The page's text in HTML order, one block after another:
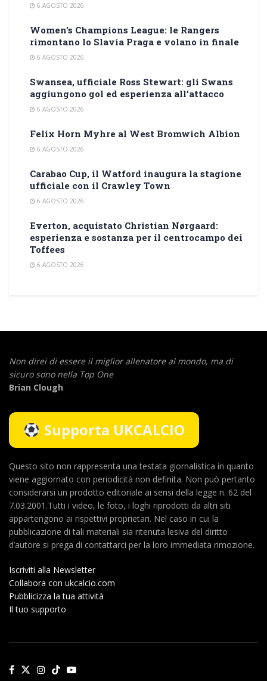
6 AGOSTO 2026
Women’s Champions League: le Rangers
rimontano lo Slavia Praga e volano in finale
6 AGOSTO 2026
Swansea, ufficiale Ross Stewart: gli Swans
aggiungono gol ed esperienza all’attacco
6 AGOSTO 2026
Felix Horn Myhre al West Bromwich Albion
6 AGOSTO 2026
Carabao Cup, il Watford inaugura la stagione
ufficiale con il Crawley Town
6 AGOSTO 2026
Everton, acquistato Christian Nørgaard:
esperienza e sostanza per il centrocampo dei
Toffees
6 AGOSTO 2026
Non direi di essere il miglior allenatore al mondo, ma di
sicuro sono nella Top One
Brian Clough
Supporta UKCALCIO
Questo sito non rappresenta una testata giornalistica in quanto
viene aggiornato con periodicità non definita. Non può pertanto
considerarsi un prodotto editoriale ai sensi della legge n. 62 del
7.03.2001.Tutti i video, le foto, i loghi riprodotti da altri siti
appartengono ai rispettivi proprietari. Nel caso in cui la
pubblicazione di tali materiali sia ritenuta lesiva del diritto
d’autore si prega di contattarci per la loro immediata rimozione.
Iscriviti alla Newsletter
Collabora con ukcalcio.com
Pubblicizza la tua attività
Il tuo supporto